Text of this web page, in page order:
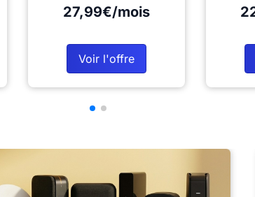
27,99€/mois
Voir l'offre